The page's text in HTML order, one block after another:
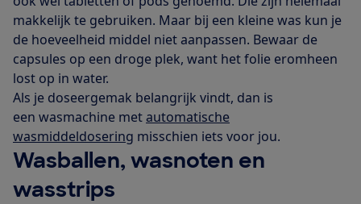
makkelijk te gebruiken. Maar bij een kleine was kun je
de hoeveelheid middel niet aanpassen. Bewaar de
capsules op een droge plek, want het folie eromheen
lost op in water.
Als je doseergemak belangrijk vindt, dan is
een wasmachine metautomatische
wasmiddeldosering misschien iets voor jou.
Wasballen, wasnoten en
wasstrips